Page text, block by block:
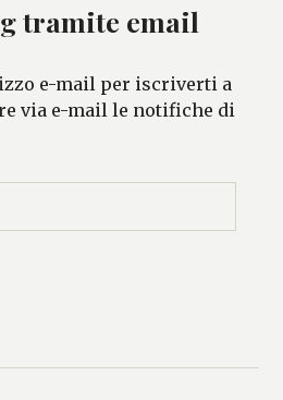
tramite email
e-mail per iscriverti a
via e-mail le notifiche di